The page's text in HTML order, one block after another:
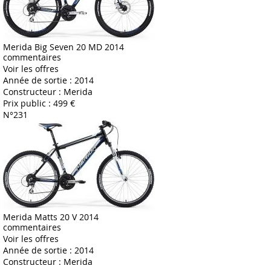
Merida Big Seven 20 MD 2014
commentaires
Voir les offres
Année de sortie : 2014
Constructeur : Merida
Prix public : 499 €
N°231
Merida Matts 20 V 2014
commentaires
Voir les offres
Année de sortie : 2014
Constructeur : Merida